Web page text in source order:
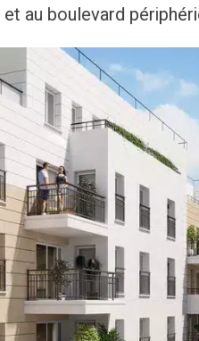
au boulevard